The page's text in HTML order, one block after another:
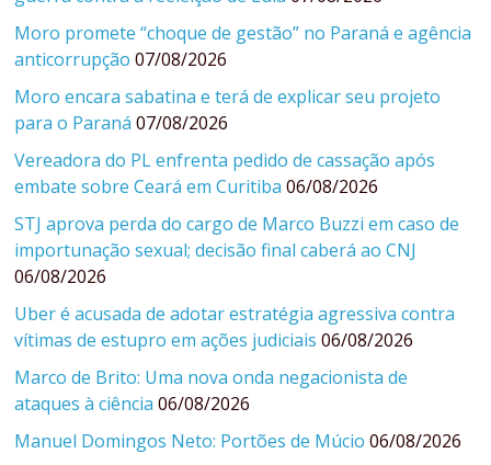
Moro promete “choque de gestão” no Paraná e agência
anticorrupção 07/08/2026
Moro encara sabatina e terá de explicar seu projeto
para o Paraná 07/08/2026
Vereadora do PL enfrenta pedido de cassação após
embate sobre Ceará em Curitiba 06/08/2026
STJ aprova perda do cargo de Marco Buzzi em caso de
importunação sexual; decisão final caberá ao CNJ
06/08/2026
Uber é acusada de adotar estratégia agressiva contra
vítimas de estupro em ações judiciais 06/08/2026
Marco de Brito: Uma nova onda negacionista de
ataques à ciência 06/08/2026
Manuel Domingos Neto: Portões de Múcio 06/08/2026